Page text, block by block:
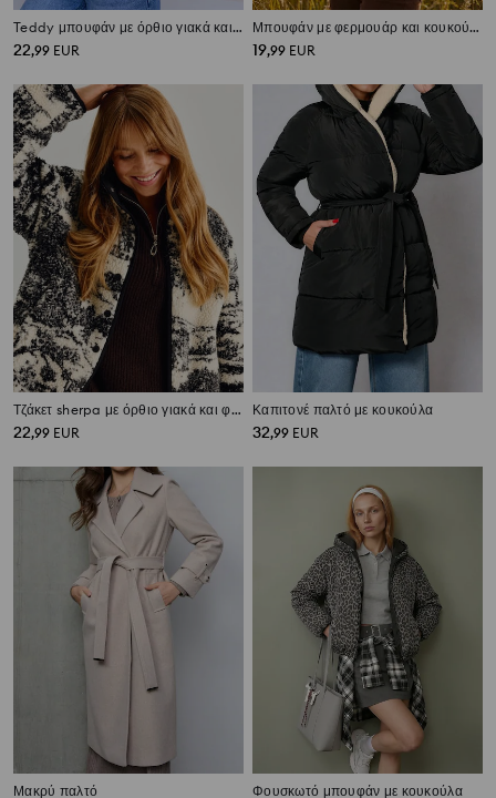
Teddy μπουφάν με όρθιο γιακά και τσέπες με φερμουάρ
22,99 EUR
Μπουφάν με φερμουάρ και κουκούλα
19,99 EUR
Τζάκετ sherpa με όρθιο γιακά και φερμουάρ
22,99 EUR
Καπιτονέ παλτό με κουκούλα
32,99 EUR
Μακρύ παλτό Φουσκωτό μπουφάν με κουκούλα